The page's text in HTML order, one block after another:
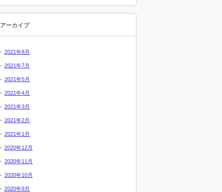
アーカイブ
2021年8月
2021年7月
2021年5月
2021年4月
2021年3月
2021年2月
2021年1月
2020年12月
2020年11月
2020年10月
2020年9月